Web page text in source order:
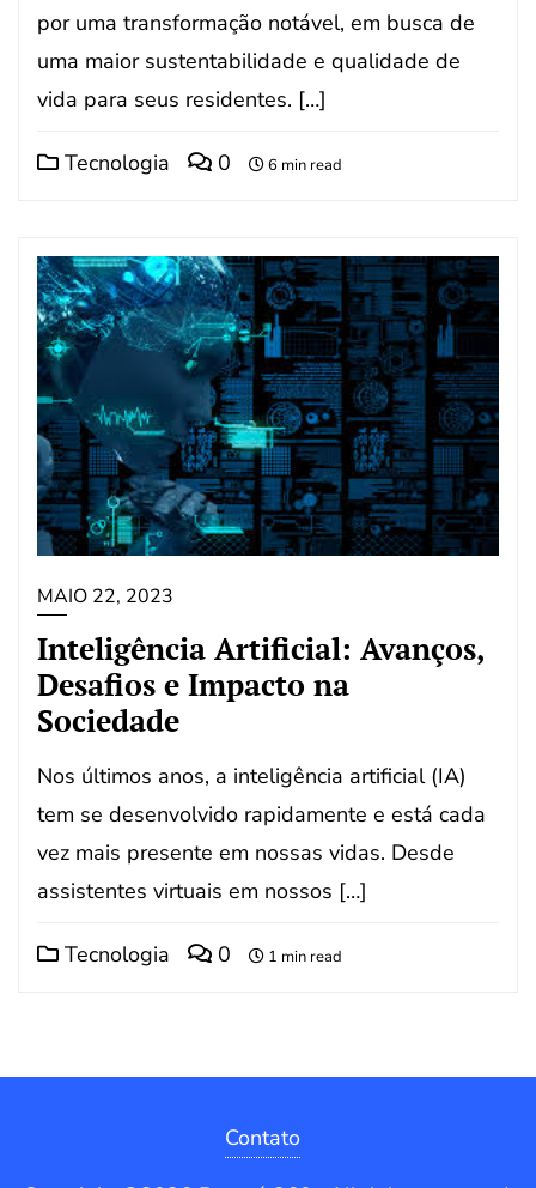
por uma transformação notável, em busca de
uma maior sustentabilidade e qualidade de
vida para seus residentes. […]
Tecnologia 0 6 min read
MAIO 22, 2023
Inteligência Artificial: Avanços,
Desafios e Impacto na
Sociedade
Nos últimos anos, a inteligência artificial (IA)
tem se desenvolvido rapidamente e está cada
vez mais presente em nossas vidas. Desde
assistentes virtuais em nossos […]
Tecnologia 0 1 min read
Contato